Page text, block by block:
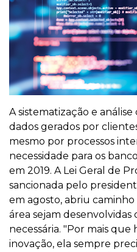
A sistematização e
dados gerados por
mesmo por processos
necessidade para os
em 2019. A Lei Geral de
sancionada pelo
em agosto, abriu
área sejam
necessária. "Por mais
inovação, ela sempre